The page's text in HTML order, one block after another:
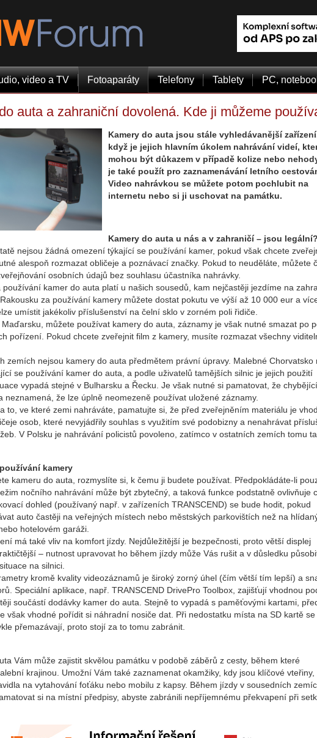
video a TV Fotoaparáty Telefony Tablety PC,
auta a zahraniční dovolená. Kde ji můžeme
Kamery do auta jsou stále vyhledávanější
když je jejich hlavním úkolem nahrávání videí,
mohou být důkazem v případě kolize nebo
je také použít pro zaznamenávání letního
Video nahrávkou se můžete potom pochlubit na
internetu nebo si ji uschovat na památku.
Kamery do auta u nás a v zahraničí – jsou legální?
nejsou žádná omezení týkající se používání kamer, pokud však chcete
alespoň rozmazat obličeje a poznávací značky. Pokud to neuděláte, můžete
osobních údajů bez souhlasu účastníka nahrávky.
používání kamer do auta platí u našich sousedů, kam nejčastěji jezdíme na
za používání kamery můžete dostat pokutu ve výší až 10 000 eur a
umístit jakékoliv příslušenství na čelní sklo v zorném poli řidiče.
můžete používat kamery do auta, záznamy je však nutné smazat po
pořízení. Pokud chcete zveřejnit film z kamery, musíte rozmazat všechny
zemích nejsou kamery do auta předmětem právní úpravy. Malebné Chorvatsko
se používání kamer do auta, a podle uživatelů tamějších silnic je jejich použití
vypadá stejné v Bulharsku a Řecku. Je však nutné si pamatovat, že chybějící
neznamená, že lze úplně neomezeně používat uložené záznamy.
to, ve které zemi nahráváte, pamatujte si, že před zveřejněním materiálu je
osob, které nevyjádřily souhlas s využitím své podobizny a nenahrávat
V Polsku je nahrávání policistů povoleno, zatímco v ostatních zemích tomu
kamery
kameru do auta, rozmyslíte si, k čemu ji budete používat. Předpokládáte-li
nočního nahrávání může být zbytečný, a taková funkce podstatně ovlivňuje
dohled (používaný např. v zařízeních TRANSCEND) se bude hodit, pokud
auto častěji na veřejných místech nebo městských parkovištích než na
hotelovém garáži.
má také vliv na komfort jízdy. Nejdůležitější je bezpečnosti, proto větší displej
– nutnost upravovat ho během jízdy může Vás rušit a v důsledku
na silnici.
kromě kvality videozáznamů je široký zorný úhel (čím větší tím lepší) a
Speciální aplikace, např. TRANSCEND DrivePro Toolbox, zajišťují vhodnou
součástí dodávky kamer do auta. Stejně to vypadá s paměťovými kartami,
však vhodné pořídit si náhradní nosiče dat. Při nedostatku místa na SD kartě se
přemazávají, proto stojí za to tomu zabránit.
Vám může zajistit skvělou památku v podobě záběrů z cesty, během které
krajinou. Umožní Vám také zaznamenat okamžiky, kdy jsou klíčové vteřiny,
na vytahování foťáku nebo mobilu z kapsy. Během jízdy v sousedních
si na místní předpisy, abyste zabránili nepříjemnému překvapení při